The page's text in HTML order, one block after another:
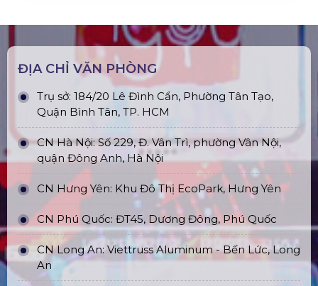
ĐỊA CHỈ VĂN PHÒNG
Trụ sở: 184/20 Lê Đình Cẩn, Phường Tân Tạo,
Quận Bình Tân, TP. HCM
CN Hà Nội: Số 229, Đ. Vân Trì, phường Vân Nội,
quận Đông Anh, Hà Nội
CN Hưng Yên: Khu Đô Thị EcoPark, Hưng Yên
CN Phú Quốc: ĐT45, Dương Đông, Phú Quốc
CN Long An: Viettruss Aluminum - Bến Lức, Long
An